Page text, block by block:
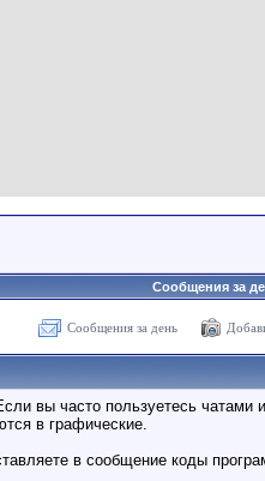
Сообщения за
Сообщения за день
вы часто пользуетесь чатами
в графические.
в сообщение коды